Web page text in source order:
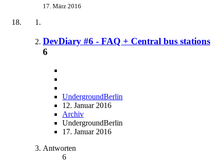
17. März 2016
DevDiary #6 - FAQ + Central bus stations
6
UndergroundBerlin
12. Januar 2016
Archiv
UndergroundBerlin
17. Januar 2016
Antworten
6